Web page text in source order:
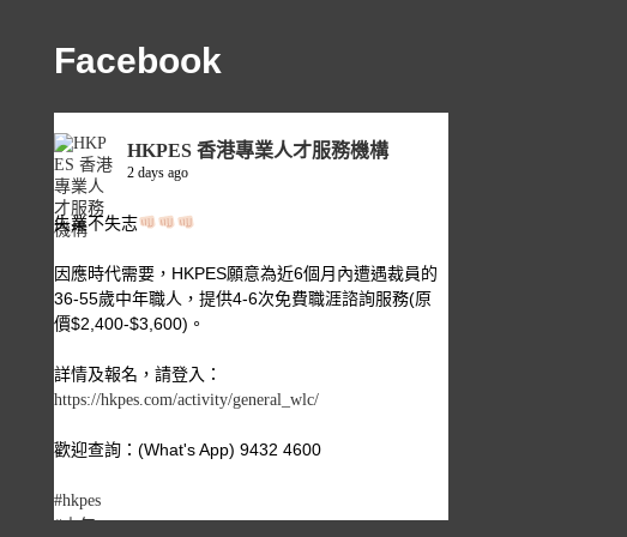
Facebook
HKPES 香港專業人才服務機構
2 days ago
失業不失志
因應時代需要，HKPES願意為近6個月內遭遇裁員的
36-55歲中年職人，提供4-6次免費職涯諮詢服務(原
價$2,400-$3,600)。
詳情及報名，請登入：
https://hkpes.com/activity/general_wlc/
歡迎查詢：(What's App) 9432 4600
#hkpes
#中年